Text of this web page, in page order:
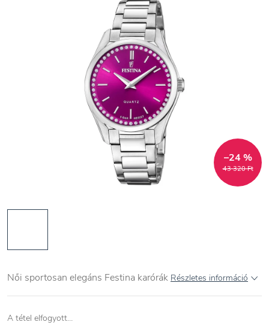
43 320 Ft
–24 %
Női sportosan elegáns Festina karórák Részletes információ
A tétel elfogyott…